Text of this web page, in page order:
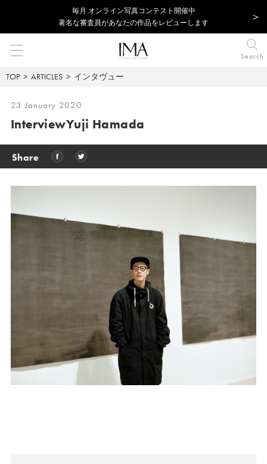
毎⽉ オンライン写真コンテスト開催中
著名な審査員があなたの作品をレビューします
Search
TOP ARTICLES インタヴュー
23 January 2020
InterviewYuji Hamada
Share